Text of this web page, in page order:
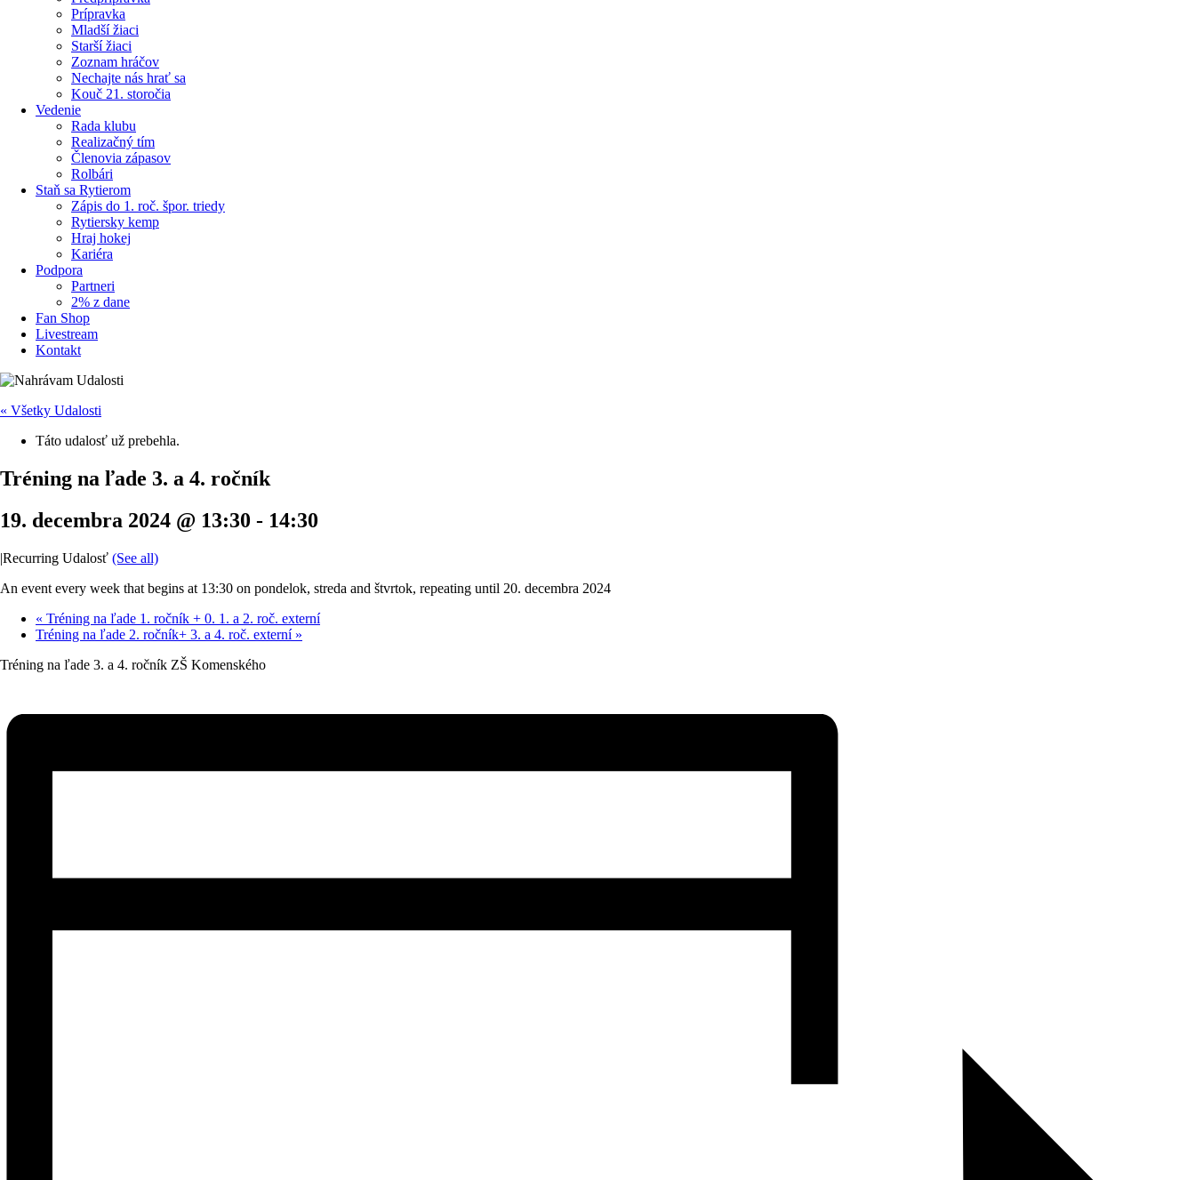
Prípravka
Mladší žiaci
Starší žiaci
Zoznam hráčov
Nechajte nás hrať sa
Kouč 21. storočia
Vedenie
Rada klubu
Realizačný tím
Členovia zápasov
Rolbári
Staň sa Rytierom
Zápis do 1. roč. špor. triedy
Rytiersky kemp
Hraj hokej
Kariéra
Podpora
Partneri
2% z dane
Fan Shop
Livestream
Kontakt
« Všetky Udalosti
Táto udalosť už prebehla.
Tréning na ľade 3. a 4. ročník
19. decembra 2024 @ 13:30 - 14:30
|Recurring Udalosť (See all)
An event every week that begins at 13:30 on pondelok, streda and štvrtok, repeating until 20. decembra 2024
« Tréning na ľade 1. ročník + 0. 1. a 2. roč. externí
Tréning na ľade 2. ročník+ 3. a 4. roč. externí »
Tréning na ľade 3. a 4. ročník ZŠ Komenského